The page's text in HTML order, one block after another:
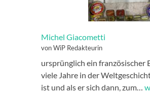
Michel Giacometti
von WiP Redakteurin
ursprünglich ein französischer
viele Jahre in der
ist und als er sich dann, zum…